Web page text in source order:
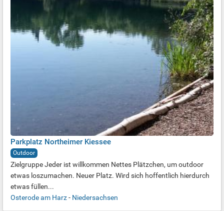
Parkplatz Northeimer Kiessee
Outdoor
Zielgruppe Jeder ist willkommen Nettes Plätzchen, um outdoor
etwas loszumachen. Neuer Platz. Wird sich hoffentlich hierdurch
etwas füllen...
Osterode am Harz- Niedersachsen